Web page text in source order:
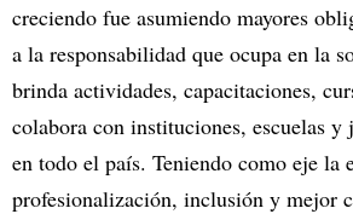
creciendo fue asumiendo mayores
a la responsabilidad que ocupa en la
brinda actividades, capacitaciones,
colabora con instituciones, escuelas y
en todo el país. Teniendo como eje la
profesionalización, inclusión y mejor